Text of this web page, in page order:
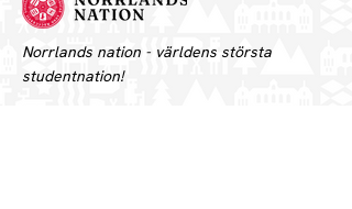
Norrlands nation - världens största
studentnation!